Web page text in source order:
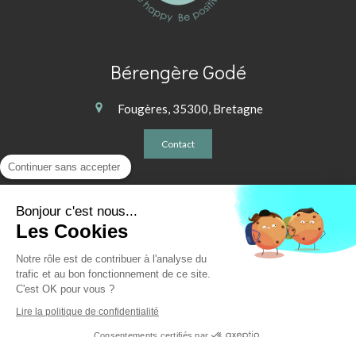
Bérengère Godé
Fougères, 35300, Bretagne
Contact
Mentions légales
© 2020 - BB Académie - La reproduction, même partielle, des
Continuer sans accepter
Bonjour c'est nous...
Les Cookies
Notre rôle est de contribuer à l'analyse du
trafic et au bon fonctionnement de ce site.
C'est OK pour vous ?
Lire la politique de confidentialité
Consentements certifiés par